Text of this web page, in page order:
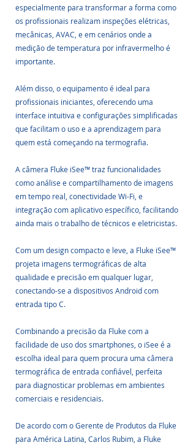
especialmente para transformar a forma como
os profissionais realizam inspeções elétricas,
mecânicas, AVAC, e em cenários onde a
medição de temperatura por infravermelho é
importante.
Além disso, o equipamento é ideal para
profissionais iniciantes, oferecendo uma
interface intuitiva e configurações simplificadas
que facilitam o uso e a aprendizagem para
quem está começando na termografia.
A câmera Fluke iSee™ traz funcionalidades
como análise e compartilhamento de imagens
em tempo real, conectividade Wi-Fi, e
integração com aplicativo específico, facilitando
ainda mais o trabalho de técnicos e eletricistas.
Com um design compacto e leve, a Fluke iSee™
projeta imagens termográficas de alta
qualidade e precisão em qualquer lugar,
conectando-se a dispositivos Android com
entrada tipo C.
Combinando a precisão da Fluke com a
facilidade de uso dos smartphones, o iSee é a
escolha ideal para quem procura uma câmera
termográfica de entrada confiável, perfeita
para diagnosticar problemas em ambientes
comerciais e residenciais.
De acordo com o Gerente de Produtos da Fluke
para América Latina, Carlos Rubim, a Fluke